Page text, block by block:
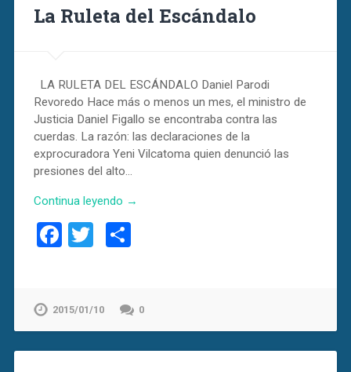
La Ruleta del Escándalo
LA RULETA DEL ESCÁNDALO Daniel Parodi
Revoredo Hace más o menos un mes, el ministro de
Justicia Daniel Figallo se encontraba contra las
cuerdas. La razón: las declaraciones de la
exprocuradora Yeni Vilcatoma quien denunció las
presiones del alto…
Continua leyendo →
Facebook
Twitter
2015/01/10 0